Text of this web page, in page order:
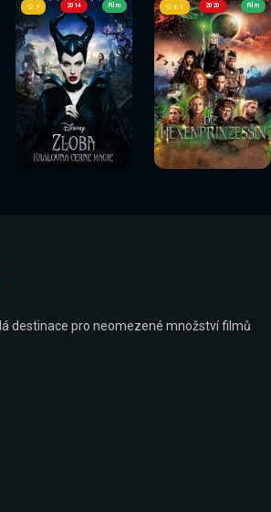
2014
Sledovat
nyní
7 Film
Sledovat
nyní
2020
Sledovat
nyní
6.1 Film
Sledovat
nyní
destinace pro neomezené množství filmů